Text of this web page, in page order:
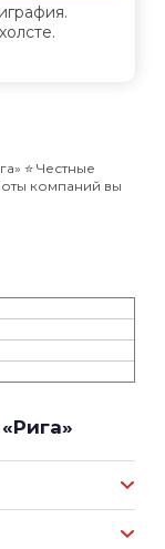
⭐️ Честные
компаний вы